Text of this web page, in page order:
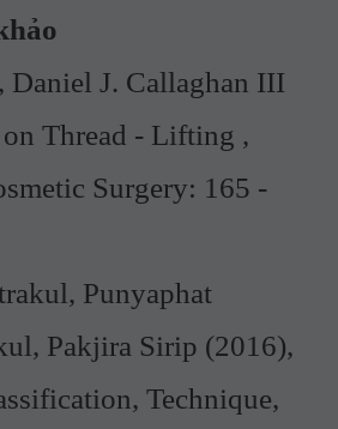
Daniel J. Callaghan III
Thread - Lifting ,
Surgery: 165 -
Punyaphat
Pakjira Sirip (2016),
Technique,